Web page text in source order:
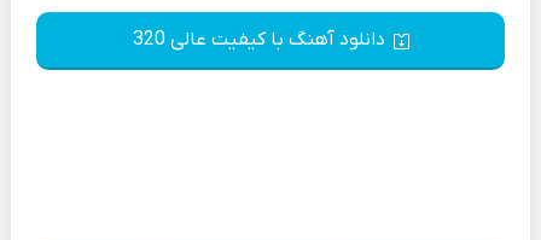
دانلود آهنگ با کیفیت عالی 320